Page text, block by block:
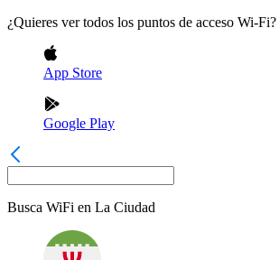
¿Quieres ver todos los puntos de acceso Wi-
App Store
Google Play
Busca WiFi en La Ciudad